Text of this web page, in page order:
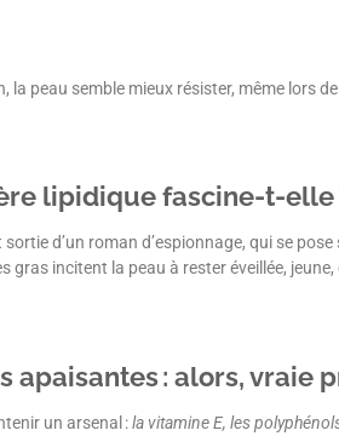
la peau semble mieux résister, même lors
lipidique fascine-t-elle
d’un roman d’espionnage, qui se
gras incitent la peau à rester éveillée,
apaisantes : alors, vraie
un arsenal :la vitamine E, les